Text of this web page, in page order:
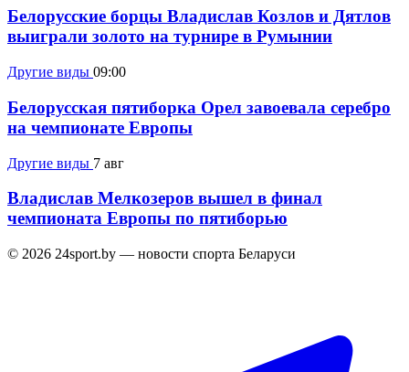
Белорусские борцы Владислав Козлов и Дятлов
выиграли золото на турнире в Румынии
Другие виды 09:00
Белорусская пятиборка Орел завоевала серебро
на чемпионате Европы
Другие виды 7 авг
Владислав Мелкозеров вышел в финал
чемпионата Европы по пятиборью
© 2026 24sport.by — новости спорта Беларуси